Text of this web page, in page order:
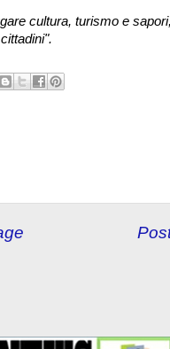
cultura, turismo e